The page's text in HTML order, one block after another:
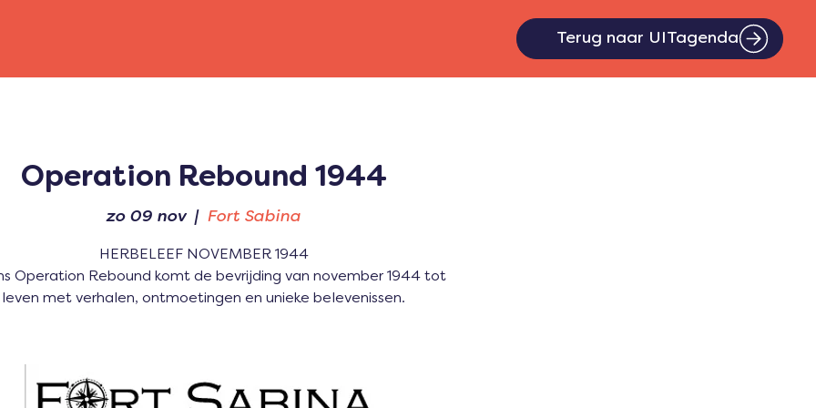
Terug naar UITagenda
Operation Rebound 1944
zo 09 nov
  |
Fort Sabina
HERBELEEF NOVEMBER 1944
Operation Rebound komt de bevrijding van november 1944 tot
leven met verhalen, ontmoetingen en unieke belevenissen.